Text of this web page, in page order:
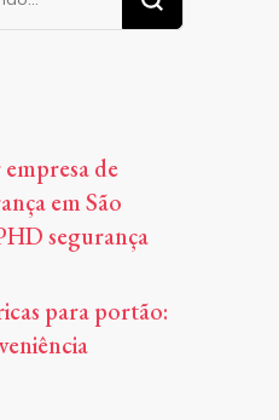
de
em São
segurança
para portão: